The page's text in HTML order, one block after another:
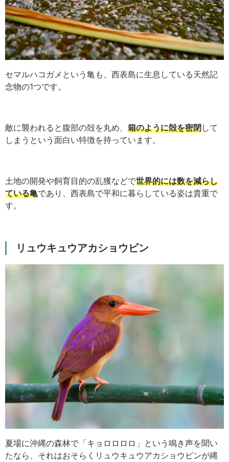
セマルハコガメという亀も、西表島に生息している天然記
念物の1つです。
敵に襲われると腹部の殻を丸め、 箱のように殻を密閉して
しまうという面白い特徴を持っています。
土地の開発や飼育目的の乱獲などで世界的には数を減らし
ている亀であり、西表島で平和に暮らしている姿は貴重で
す。
リュウキュウアカショウビン
夏場に沖縄の森林で「キョロロロロ」という鳴き声を聞い
たなら、それはおそらくリュウキュウアカショウビンが縄